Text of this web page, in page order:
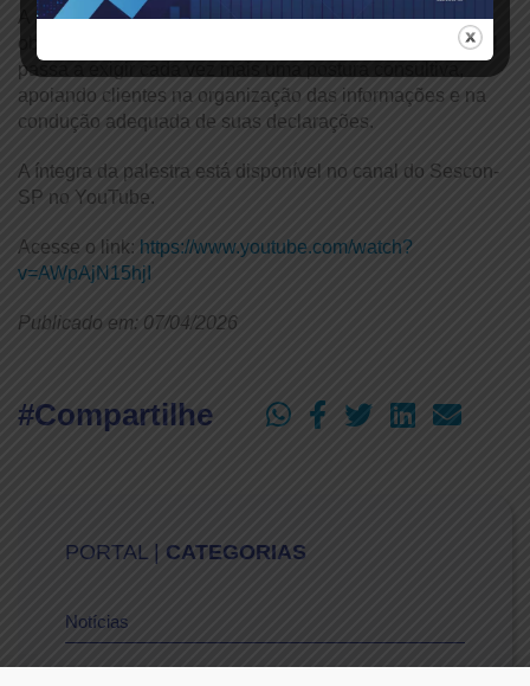
A abordagem reforçou que, além do cumprimento das
obrigações acessórias, a atuação do profissional contábil
passa a exigir cada vez mais uma postura consultiva,
apoiando clientes na organização das informações e na
condução adequada de suas declarações.
A íntegra da palestra está disponível no canal do Sescon-
SP no YouTube.
Acesse o link: https://www.youtube.com/watch?
v=AWpAjN15hjI
Publicado em: 07/04/2026
#Compartilhe
PORTAL | CATEGORIAS
Notícias